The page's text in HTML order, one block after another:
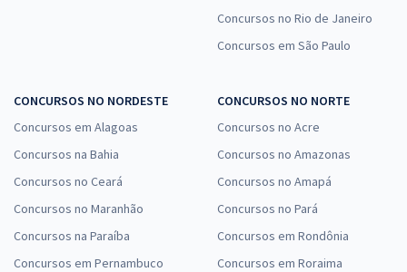
Concursos no Rio de Janeiro
Concursos em São Paulo
CONCURSOS NO NORDESTE
Concursos em Alagoas
Concursos na Bahia
Concursos no Ceará
Concursos no Maranhão
Concursos na Paraíba
Concursos em Pernambuco
CONCURSOS NO NORTE
Concursos no Acre
Concursos no Amazonas
Concursos no Amapá
Concursos no Pará
Concursos em Rondônia
Concursos em Roraima